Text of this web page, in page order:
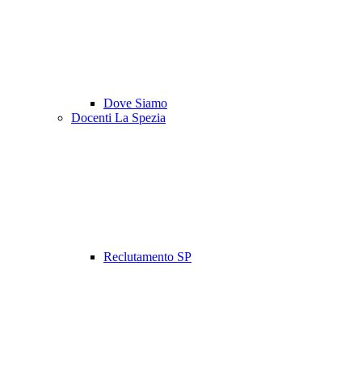
Dove Siamo
Docenti La Spezia
Reclutamento SP